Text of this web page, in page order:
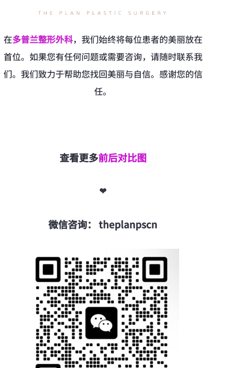
在多普兰整形外科，我们始终将每位患者的美丽放在
首位。如果您有任何问题或需要咨询，请随时联系我
们。我们致力于帮助您找回美丽与自信。感谢您的信
任。
查看更多前后对比图
❤
微信咨询： theplanpscn